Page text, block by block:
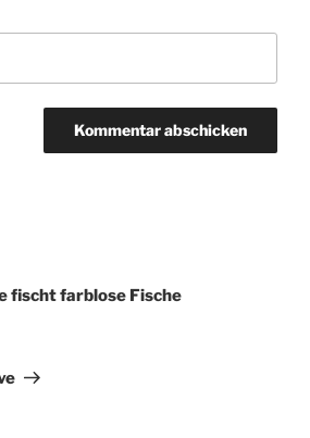
fischt farblose Fische